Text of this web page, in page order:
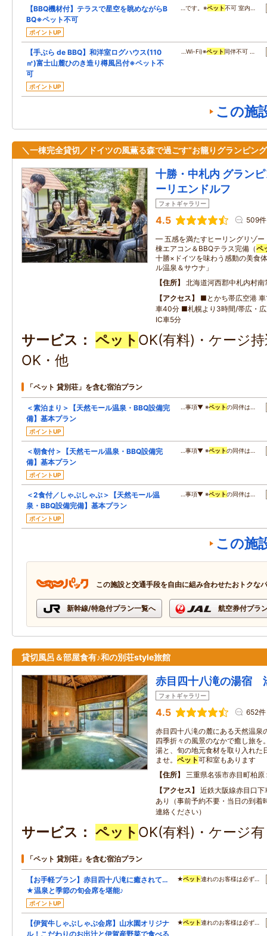
【BBQ機材付】テラスで星空を眺めながらB
BQ※ペット不可
ポイントUP
…です。※ペット不可 室内…
【手ぶら de BBQ】和洋室ログハウス(110
㎡)富士山麓ひのき造り樽風呂付※ペット不
可
ポイントUP
…Wi-Fi)※ペット 同伴不可 …
この施
＼一棟完全貸切／ドイツの風薫る森で過ごす“お籠りグランピン
十勝・中札内 グラン
ーリエンドルフ
フォトギャラリー
4.5 509件
━ 五感を満たすヒーリングリゾ
棟エアコン＆BBQテラス完備（ペ
十勝×ドイツを味わう感動の美食
ル温泉＆サウナ」
住所
北海道河西郡中札内村南
アクセス
■とかち帯広空港
車40分 ■札幌より3時間/帯広・
IC車5分
サービス ペット OK(有料)・ケージ
OK・他
「ペット 貸別荘」を含む宿泊プラン
＜素泊まり＞【天然モール温泉・BBQ設備完
備】基本プラン
ポイントUP
…事項▼ ※ペットの同伴は…
＜朝食付＞【天然モール温泉・BBQ設備完
備】基本プラン
ポイントUP
…事項▼ ※ペットの同伴は…
＜2食付／しゃぶしゃぶ＞【天然モール温
泉・BBQ設備完備】基本プラン
ポイントUP
…事項▼ ※ペットの同伴は…
この施
この施設と交通手段を自由に組み合わせたおトクな
新幹線/特急付プラン一覧へ 航空券付プラ
貸切風呂＆部屋食有♪和の別荘style旅館
赤目四十八滝の湯宿
フォトギャラリー
4.5 652件
赤目四十八滝の麓にある天然温泉
四季折々の風景のなかで癒し旅を
湯と、旬の地元食材を取り入れた
ませ。 ペット可和室もあります
住所
三重県名張市赤目町柏原
アクセス
近鉄大阪線赤目口
あり（事前予約不要・当日の到着
連絡ください）
サービス ペット OK(有料)・ケージ
「ペット 貸別荘」を含む宿泊プラン
【お手軽プラン】赤目四十八滝に癒されて…
★温泉と季節の旬会席を堪能♪
ポイントUP
★ペット連れのお客様は必ず…
【伊賀牛しゃぶしゃぶ会席】山水園オリジナ
ル！こだわりのお出汁と伊賀産野菜で食べる
★ペット連れのお客様は必ず…